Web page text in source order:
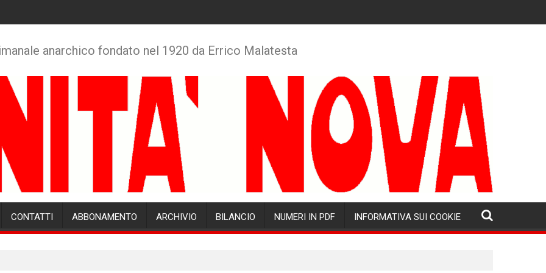
anarchico fondato nel 1920 da Errico Malatesta
CONTATTI ABBONAMENTO ARCHIVIO BILANCIO NUMERI IN PDF INFORMATIVA SUI COOKIE